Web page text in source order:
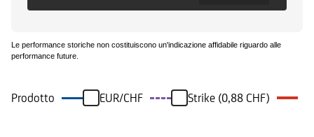
Le performance storiche non costituiscono un'indicazione affidabile riguardo alle
performance future.
Prodotto EUR/CHF Strike (0,88 CHF)